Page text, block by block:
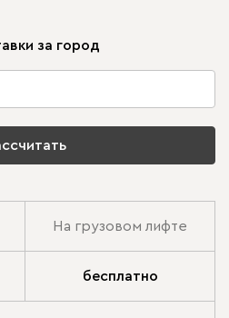
за город
На грузовом лифте
бесплатно